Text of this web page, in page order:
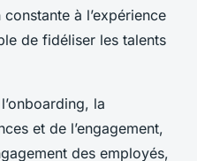
à l’expérience
de fidéliser les talents
la
et de l’engagement,
des employés,